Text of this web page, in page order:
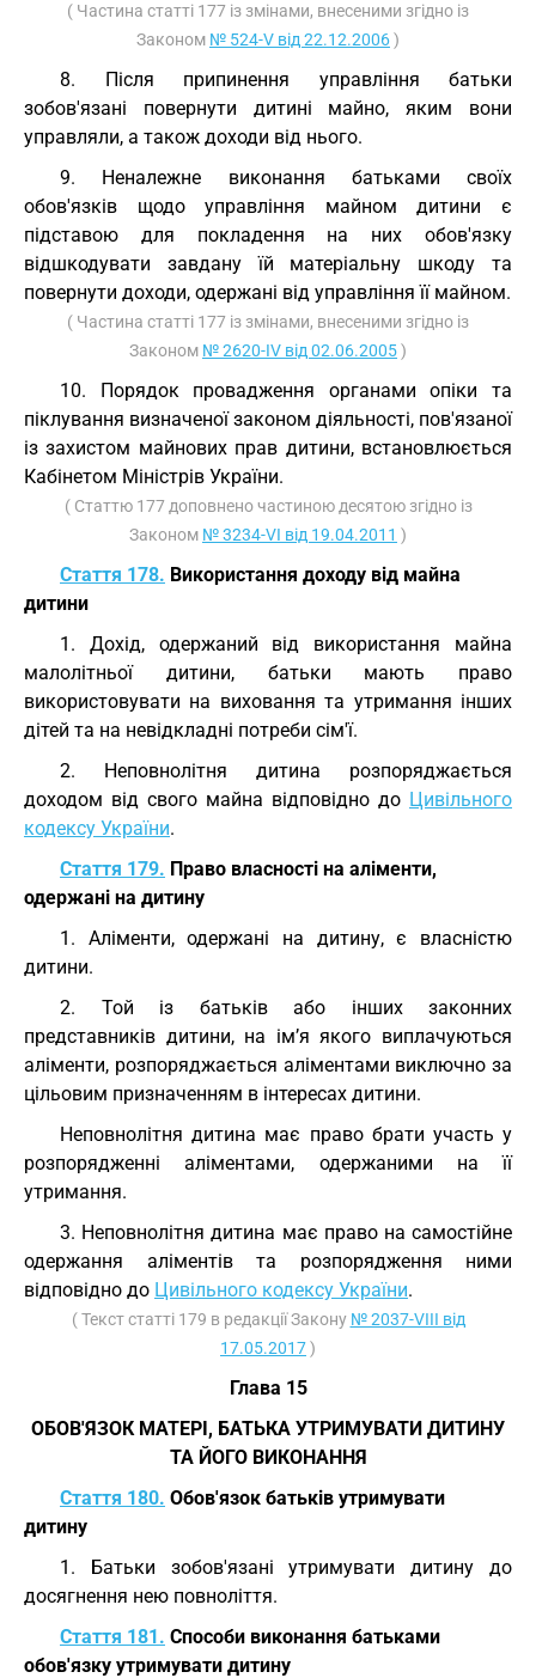
( Частина статті 177 із змінами, внесеними згідно із
Законом № 524-V від 22.12.2006)
8. Після припинення управління батьки
зобов'язані повернути дитині майно, яким вони
управляли, а також доходи від нього.
9. Неналежне виконання батьками своїх
обов'язків щодо управління майном дитини є
підставою для покладення на них обов'язку
відшкодувати завдану їй матеріальну шкоду та
повернути доходи, одержані від управління її майном.
( Частина статті 177 із змінами, внесеними згідно із
Законом № 2620-IV від 02.06.2005)
10. Порядок провадження органами опіки та
піклування визначеної законом діяльності, пов'язаної
із захистом майнових прав дитини, встановлюється
Кабінетом Міністрів України.
( Статтю 177 доповнено частиною десятою згідно із
Законом № 3234-VI від 19.04.2011 )
Стаття 178. Використання доходу від майна
дитини
1. Дохід, одержаний від використання майна
малолітньої дитини, батьки мають право
використовувати на виховання та утримання інших
дітей та на невідкладні потреби сім'ї.
2. Неповнолітня дитина розпоряджається
доходом від свого майна відповідно до Цивільного
кодексу України.
Стаття 179. Право власності на аліменти,
одержані на дитину
1. Аліменти, одержані на дитину, є власністю
дитини.
2. Той із батьків або інших законних
представників дитини, на ім’я якого виплачуються
аліменти, розпоряджається аліментами виключно за
цільовим призначенням в інтересах дитини.
Неповнолітня дитина має право брати участь у
розпорядженні аліментами, одержаними на її
утримання.
3. Неповнолітня дитина має право на самостійне
одержання аліментів та розпорядження ними
відповідно до Цивільного кодексу України.
( Текст статті 179 в редакції Закону № 2037-VIII від
17.05.2017)
Глава 15
ОБОВ'ЯЗОК МАТЕРІ, БАТЬКА УТРИМУВАТИ ДИТИНУ
ТА ЙОГО ВИКОНАННЯ
Стаття 180. Обов'язок батьків утримувати
дитину
1. Батьки зобов'язані утримувати дитину до
досягнення нею повноліття.
Стаття 181. Способи виконання батьками
обов'язку утримувати дитину